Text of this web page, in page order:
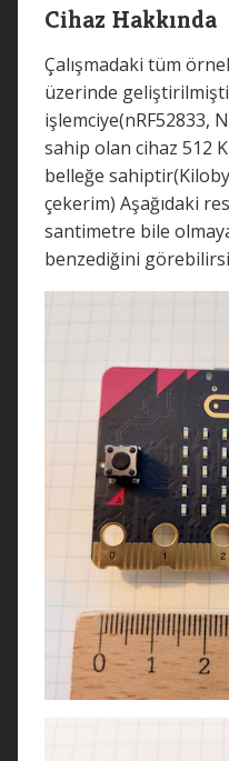
Cihaz Hakkında
Çalışmadaki tüm
üzerinde
işlemciye(nRF52833,
sahip olan cihaz 512
belleğe
çekerim) Aşağıdaki
santimetre bile
benzediğini